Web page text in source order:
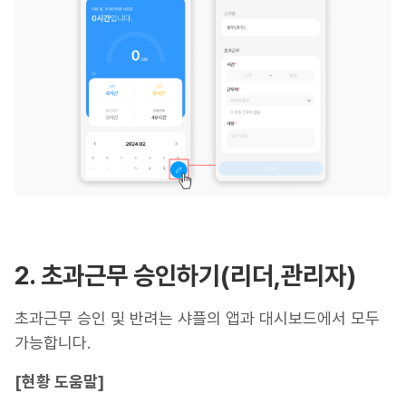
2. 초과근무 승인하기(리더,관리자)
초과근무 승인 및 반려는 샤플의 앱과 대시보드에서 모두
가능합니다.
[현황 도움말]